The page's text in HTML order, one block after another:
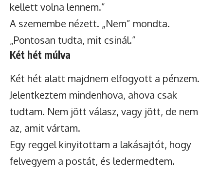
kellett volna lennem.”
A szemembe nézett. „Nem” mondta.
„Pontosan tudta, mit csinál.”
Két hét múlva
Két hét alatt majdnem elfogyott a pénzem.
Jelentkeztem mindenhova, ahova csak
tudtam. Nem jött válasz, vagy jött, de nem
az, amit vártam.
Egy reggel kinyitottam a lakásajtót, hogy
felvegyem a postát, és ledermedtem.